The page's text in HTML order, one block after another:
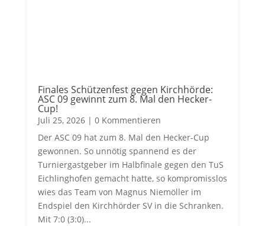
Finales Schützenfest gegen Kirchhörde:
ASC 09 gewinnt zum 8. Mal den Hecker-
Cup!
Juli 25, 2026| 0 Kommentieren
Der ASC 09 hat zum 8. Mal den Hecker-Cup
gewonnen. So unnötig spannend es der
Turniergastgeber im Halbfinale gegen den TuS
Eichlinghofen gemacht hatte, so kompromisslos
wies das Team von Magnus Niemöller im
Endspiel den Kirchhörder SV in die Schranken.
Mit 7:0 (3:0)...